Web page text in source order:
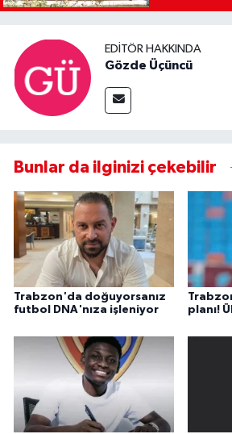
EDITÖR HAKKINDA
Gözde Üçüncü
Bunlar da ilginizi çekebilir
Trabzon'da doğuyorsanız
futbol DNA'nıza işleniyor
planı!